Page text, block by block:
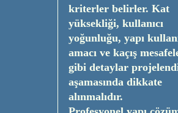
kriterler belirler. Kat
yüksekliği, kullanıcı
yoğunluğu, yapı
amacı ve kaçış
gibi detaylar
aşamasında dikkate
alınmalıdır.